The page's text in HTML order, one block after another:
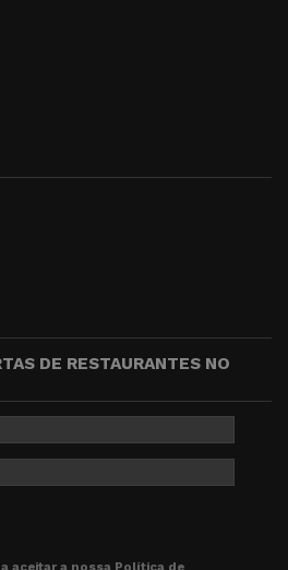
DE RESTAURANTES NO
aceitar a nossa Política de